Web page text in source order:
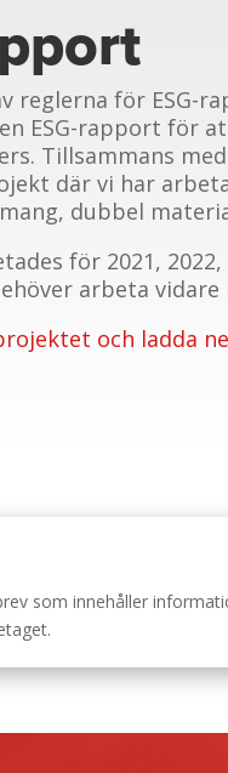
reglerna för ESG-
ESG-rapport för
Tillsammans
där vi har
dubbel
för 2021,
arbeta
och ladda
som innehåller